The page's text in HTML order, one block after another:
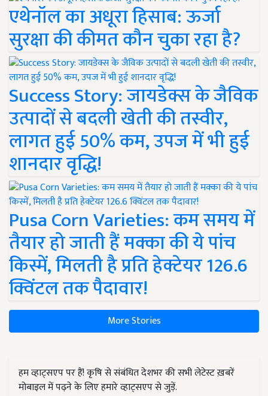
एथेनॉल का अधूरा हिसाब: ऊर्जा
सुरक्षा की कीमत कौन चुका रहा है?
Success Story: जायडेक्स के जैविक
उत्पादों से बदली खेती की तस्वीर,
लागत हुई 50% कम, उपज में भी हुई
शानदार वृद्धि!
Pusa Corn Varieties: कम समय में
तैयार हो जाती हैं मक्का की ये पांच
किस्में, मिलती है प्रति हेक्टेयर 126.6
क्विंटल तक पैदावार!
More Stories
हम व्हाट्सएप पर हैं! कृषि से संबंधित देशभर की सभी लेटेस्ट ख़बरें
मोबाइल में पढ़ने के लिए हमारे व्हाट्सएप से जुड़ें.